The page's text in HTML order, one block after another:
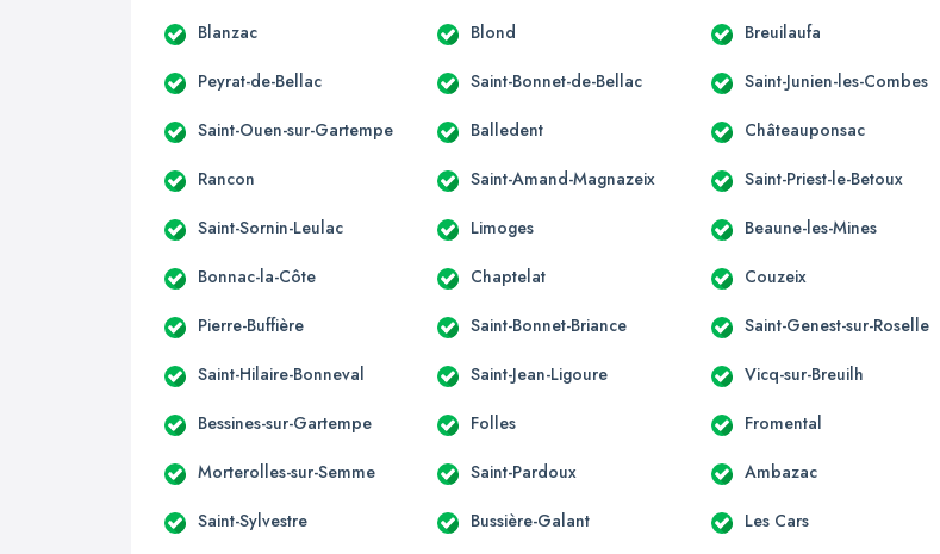
Blanzac Blond Breuilaufa
Peyrat-de-Bellac Saint-Bonnet-de-Bellac Saint-Junien-les-Combes
Saint-Ouen-sur-Gartempe Balledent Châteauponsac
Rancon Saint-Amand-Magnazeix Saint-Priest-le-Betoux
Saint-Sornin-Leulac Limoges Beaune-les-Mines
Bonnac-la-Côte Chaptelat Couzeix
Pierre-Buffière Saint-Bonnet-Briance Saint-Genest-sur-Roselle
Saint-Hilaire-Bonneval Saint-Jean-Ligoure Vicq-sur-Breuilh
Bessines-sur-Gartempe Folles Fromental
Morterolles-sur-Semme Saint-Pardoux Ambazac
Saint-Sylvestre Bussière-Galant Les Cars